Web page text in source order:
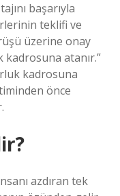
başarıyla
teklifi ve
üzerine onay
atanır.”
kadrosuna
önce
azdıran tek